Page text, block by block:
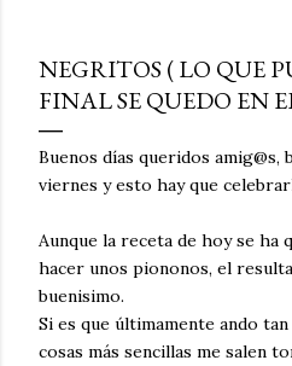
satisface. Estas alubias
por completo tu forma de ver
asociar las alubias únicamente
copiosos de invierno. Con
revolucionaria,
dorado, cargado de proteína y
sustituto perfecto a los frutos
NEGRITOS ( LO QUE
FINAL SE QUEDO EN
Buenos días queridos
viernes y esto hay que
Aunque la receta de hoy se ha
hacer unos piononos, el
buenisimo.
Si es que últimamente ando
cosas más sencillas me salen